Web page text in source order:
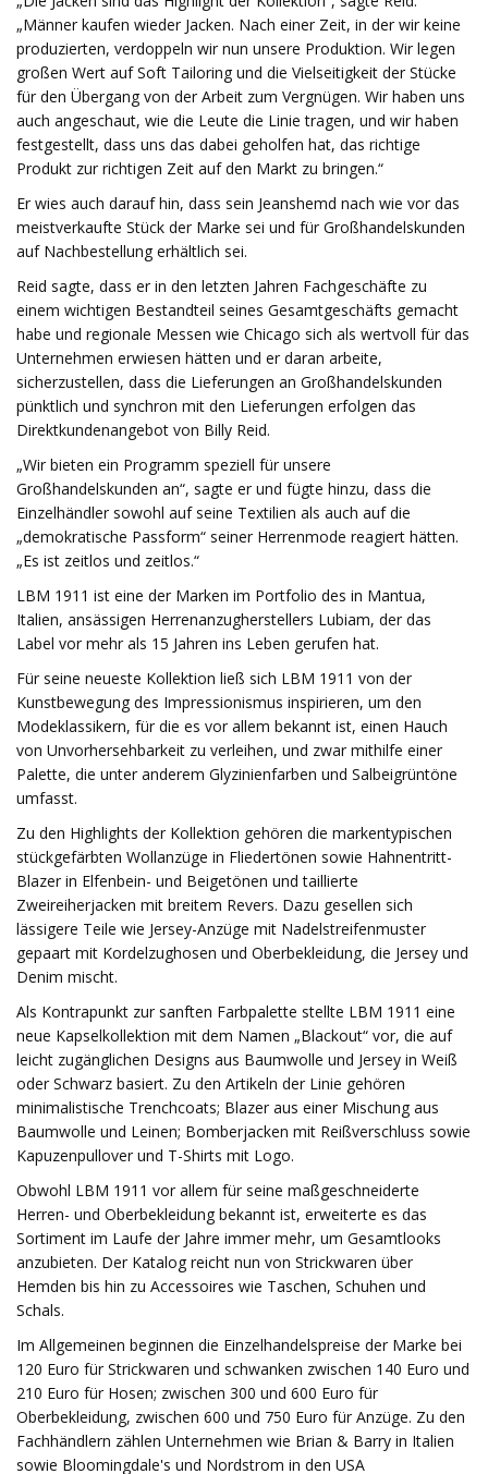
„Männer kaufen wieder Jacken. Nach einer Zeit, in der wir keine
produzierten, verdoppeln wir nun unsere Produktion. Wir legen
großen Wert auf Soft Tailoring und die Vielseitigkeit der Stücke
für den Übergang von der Arbeit zum Vergnügen. Wir haben uns
auch angeschaut, wie die Leute die Linie tragen, und wir haben
festgestellt, dass uns das dabei geholfen hat, das richtige
Produkt zur richtigen Zeit auf den Markt zu bringen.“
Er wies auch darauf hin, dass sein Jeanshemd nach wie vor das
meistverkaufte Stück der Marke sei und für Großhandelskunden
auf Nachbestellung erhältlich sei.
Reid sagte, dass er in den letzten Jahren Fachgeschäfte zu
einem wichtigen Bestandteil seines Gesamtgeschäfts gemacht
habe und regionale Messen wie Chicago sich als wertvoll für das
Unternehmen erwiesen hätten und er daran arbeite,
sicherzustellen, dass die Lieferungen an Großhandelskunden
pünktlich und synchron mit den Lieferungen erfolgen das
Direktkundenangebot von Billy Reid.
„Wir bieten ein Programm speziell für unsere
Großhandelskunden an“, sagte er und fügte hinzu, dass die
Einzelhändler sowohl auf seine Textilien als auch auf die
„demokratische Passform“ seiner Herrenmode reagiert hätten.
„Es ist zeitlos und zeitlos.“
LBM 1911 ist eine der Marken im Portfolio des in Mantua,
Italien, ansässigen Herrenanzugherstellers Lubiam, der das
Label vor mehr als 15 Jahren ins Leben gerufen hat.
Für seine neueste Kollektion ließ sich LBM 1911 von der
Kunstbewegung des Impressionismus inspirieren, um den
Modeklassikern, für die es vor allem bekannt ist, einen Hauch
von Unvorhersehbarkeit zu verleihen, und zwar mithilfe einer
Palette, die unter anderem Glyzinienfarben und Salbeigrüntöne
umfasst.
Zu den Highlights der Kollektion gehören die markentypischen
stückgefärbten Wollanzüge in Fliedertönen sowie Hahnentritt-
Blazer in Elfenbein- und Beigetönen und taillierte
Zweireiherjacken mit breitem Revers. Dazu gesellen sich
lässigere Teile wie Jersey-Anzüge mit Nadelstreifenmuster
gepaart mit Kordelzughosen und Oberbekleidung, die Jersey und
Denim mischt.
Als Kontrapunkt zur sanften Farbpalette stellte LBM 1911 eine
neue Kapselkollektion mit dem Namen „Blackout“ vor, die auf
leicht zugänglichen Designs aus Baumwolle und Jersey in Weiß
oder Schwarz basiert. Zu den Artikeln der Linie gehören
minimalistische Trenchcoats; Blazer aus einer Mischung aus
Baumwolle und Leinen; Bomberjacken mit Reißverschluss sowie
Kapuzenpullover und T-Shirts mit Logo.
Obwohl LBM 1911 vor allem für seine maßgeschneiderte
Herren- und Oberbekleidung bekannt ist, erweiterte es das
Sortiment im Laufe der Jahre immer mehr, um Gesamtlooks
anzubieten. Der Katalog reicht nun von Strickwaren über
Hemden bis hin zu Accessoires wie Taschen, Schuhen und
Schals.
Im Allgemeinen beginnen die Einzelhandelspreise der Marke bei
120 Euro für Strickwaren und schwanken zwischen 140 Euro und
210 Euro für Hosen; zwischen 300 und 600 Euro für
Oberbekleidung, zwischen 600 und 750 Euro für Anzüge. Zu den
Fachhändlern zählen Unternehmen wie Brian & Barry in Italien
sowie Bloomingdale's und Nordstrom in den USA